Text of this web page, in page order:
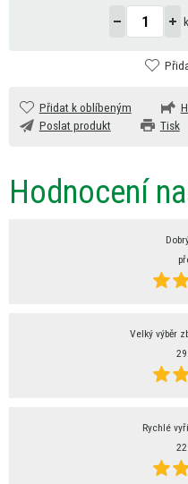
Přidat k oblíbeným
Poslat produkt
Tisk
Hodnocení
Velký výběr
Rychlé